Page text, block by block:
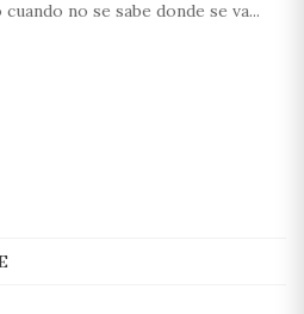
no se sabe donde se va...